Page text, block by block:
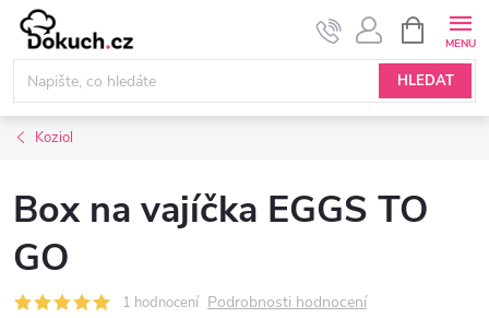
Přejít
obsah
HLEDAT
NÁKUPNÍ
KOŠÍK
Koziol
Box na vajíčka EGGS TO
GO
1 hodnocení Podrobnosti hodnocení